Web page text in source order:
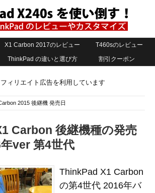
X1 Carbon 2017のレビュー
T460sのレビュー
ThinkPad の違いと選び方 割引クーポン
ィリエイト広告を利用しています
2015 後継機 発売日
Carbon 後継機種の発売
ver 第4世代
ThinkPad X1 Carbon
の第4世代 2016年バ